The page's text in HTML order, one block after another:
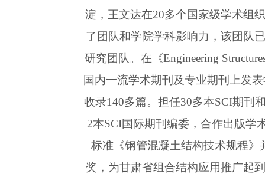
淀，王文达在20多个国家级学术组
了团队和学院学科影响力，该团队
研究团队。在《Engineering
国内一流学术期刊及专业期刊上发
收录140多篇。担任30多本SCI期刊
2本SCI国际期刊编委，合作出版学
标准《钢管混凝土结构技术规程
奖，为甘肃省组合结构应用推广起